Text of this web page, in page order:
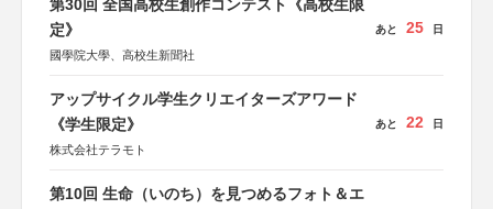
第30回 全国高校生創作コンテスト《高校生限
定》
國學院大學、高校生新聞社
あと 25 日
アップサイクル学生クリエイターズアワード
《学生限定》
株式会社テラモト
あと 22 日
第10回 生命（いのち）を見つめるフォト＆エ